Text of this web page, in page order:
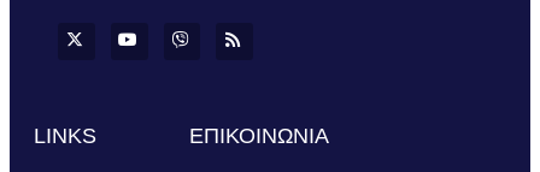
LINKS ΕΠΙΚΟΙΝΩΝΙΑ